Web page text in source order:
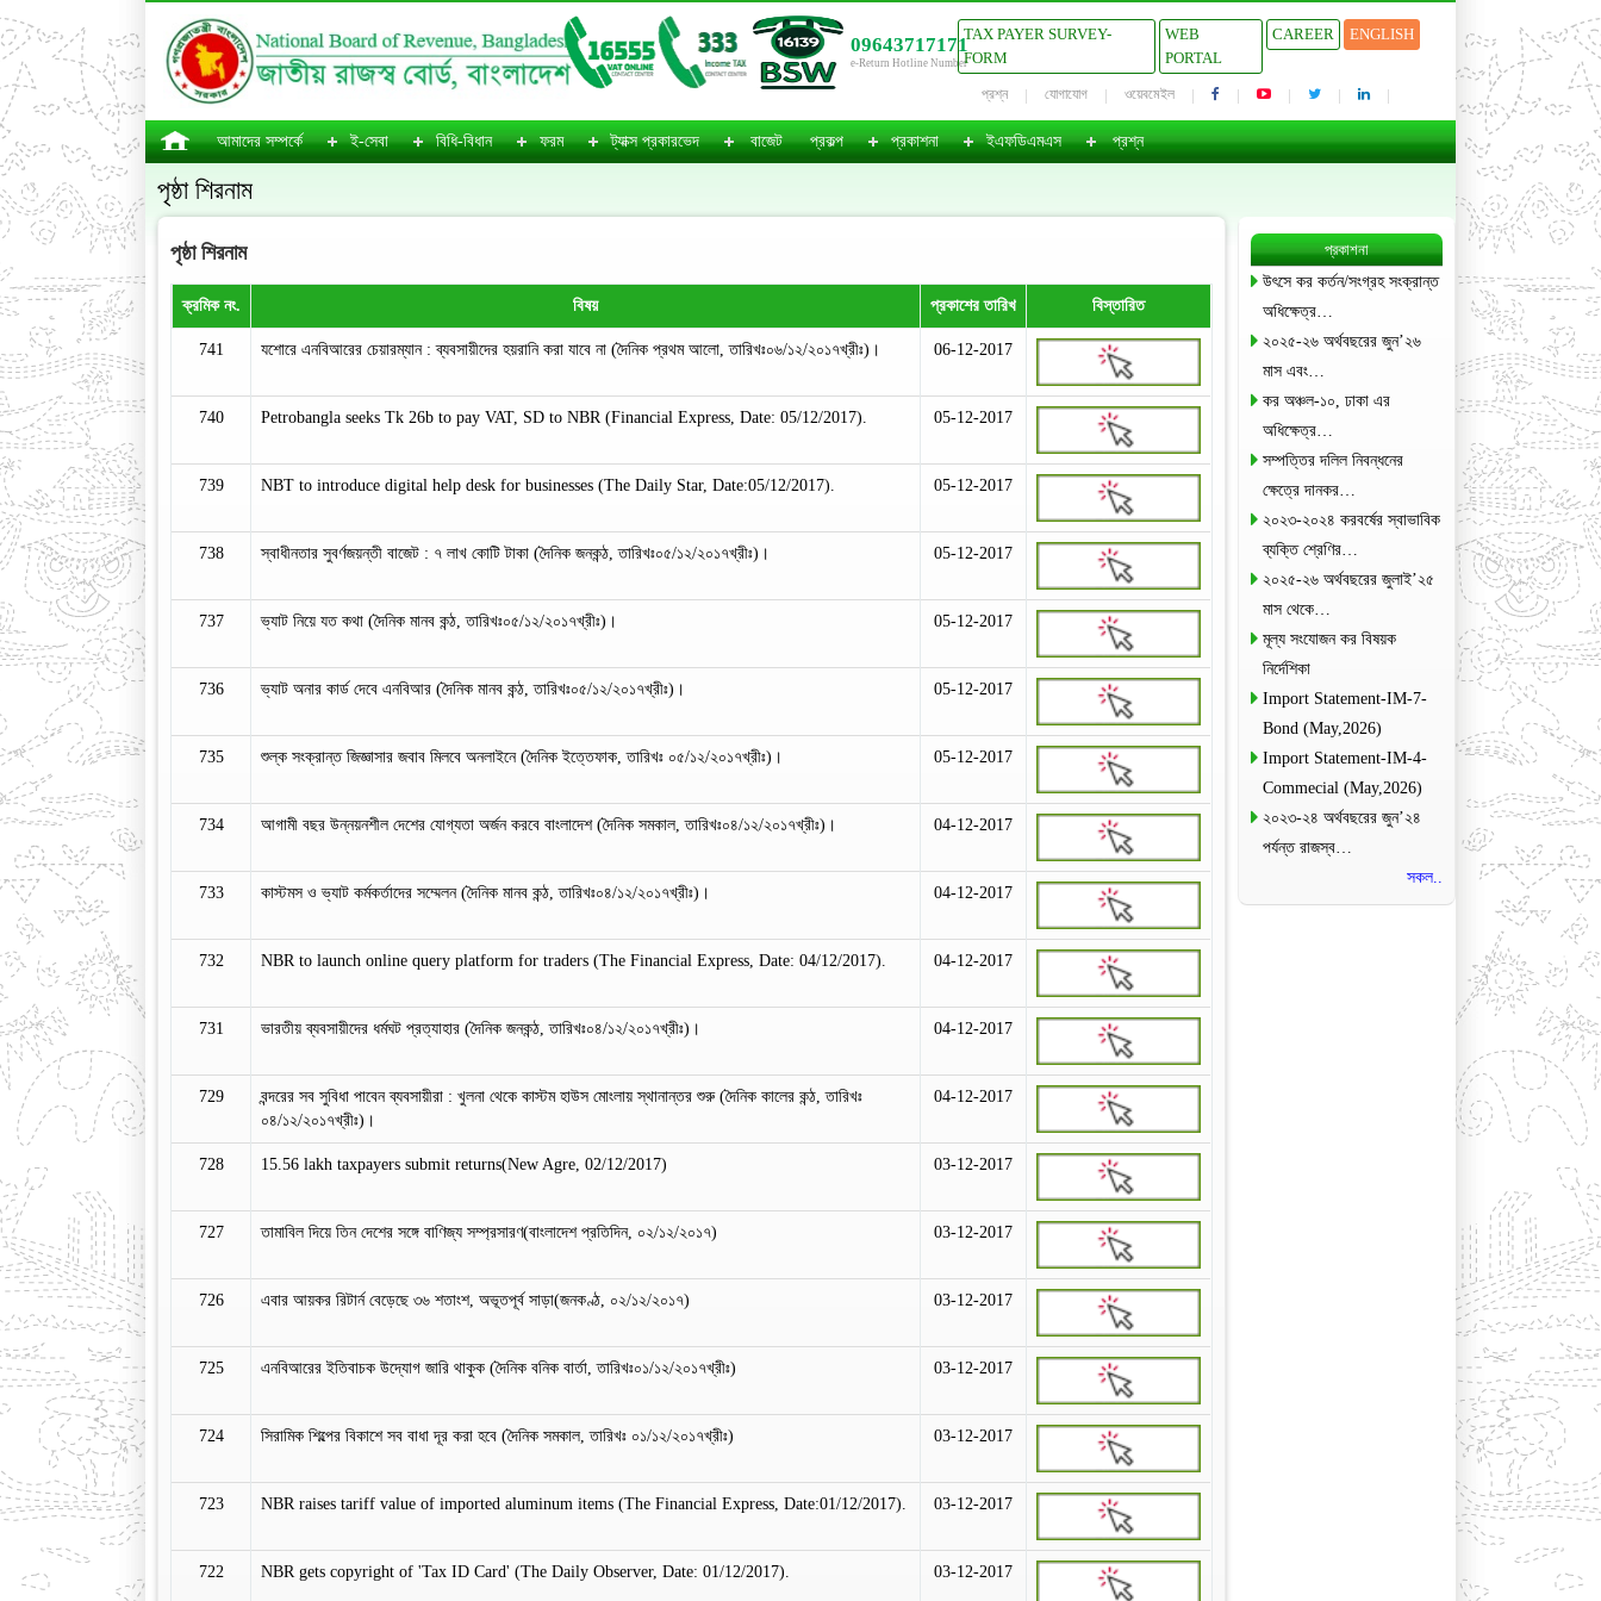
09643717171
e-Return Hotline Number
TAX PAYER SURVEY-
FORM
WEB
PORTAL
CAREER ENGLISH
প্রশ্ন যোগাযোগ ওয়েবমেইল
আমাদের সম্পর্কে ই-সেবা বিধি-বিধান ফরম ট্যাক্স প্রকারভেদ বাজেট প্রকল্প প্রকাশনা ইএফডিএমএস প্রশ্ন
পৃষ্ঠা শিরনাম
পৃষ্ঠা শিরনাম
ক্রমিক নং. বিষয় প্রকাশের তারিখ বিস্তারিত
741 যশোরে এনবিআরের চেয়ারম্যান : ব্যবসায়ীদের হয়রানি করা যাবে না (দৈনিক প্রথম আলো, তারিখঃ০৬/১২/২০১৭খ্রীঃ)। 06-12-2017
740 Petrobangla seeks Tk 26b to pay VAT, SD to NBR (Financial Express, Date: 05/12/2017). 05-12-2017
739 NBT to introduce digital help desk for businesses (The Daily Star, Date:05/12/2017). 05-12-2017
738 স্বাধীনতার সুবর্ণজয়ন্তী বাজেট : ৭ লাখ কোটি টাকা (দৈনিক জনকন্ঠ, তারিখঃ০৫/১২/২০১৭খ্রীঃ)। 05-12-2017
737 ভ্যাট নিয়ে যত কথা (দৈনিক মানব কন্ঠ, তারিখঃ০৫/১২/২০১৭খ্রীঃ)। 05-12-2017
736 ভ্যাট অনার কার্ড দেবে এনবিআর (দৈনিক মানব কন্ঠ, তারিখঃ০৫/১২/২০১৭খ্রীঃ)। 05-12-2017
735 শুল্ক সংক্রান্ত জিজ্ঞাসার জবাব মিলবে অনলাইনে (দৈনিক ইত্তেফাক, তারিখঃ ০৫/১২/২০১৭খ্রীঃ)। 05-12-2017
734 আগামী বছর উন্নয়নশীল দেশের যোগ্যতা অর্জন করবে বাংলাদেশ (দৈনিক সমকাল, তারিখঃ০৪/১২/২০১৭খ্রীঃ)। 04-12-2017
733 কাস্টমস ও ভ্যাট কর্মকর্তাদের সম্মেলন (দৈনিক মানব কন্ঠ, তারিখঃ০৪/১২/২০১৭খ্রীঃ)। 04-12-2017
732 NBR to launch online query platform for traders (The Financial Express, Date: 04/12/2017). 04-12-2017
731 ভারতীয় ব্যবসায়ীদের ধর্মঘট প্রত্যাহার (দৈনিক জনকন্ঠ, তারিখঃ০৪/১২/২০১৭খ্রীঃ)। 04-12-2017
729
বন্দরের সব সুবিধা পাবেন ব্যবসায়ীরা : খুলনা থেকে কাস্টম হাউস মোংলায় স্থানান্তর শুরু (দৈনিক কালের কন্ঠ, তারিখঃ
০৪/১২/২০১৭খ্রীঃ)।
04-12-2017
728 15.56 lakh taxpayers submit returns(New Agre, 02/12/2017) 03-12-2017
727 তামাবিল দিয়ে তিন দেশের সঙ্গে বাণিজ্য সম্প্রসারণ(বাংলাদেশ প্রতিদিন, ০২/১২/২০১৭) 03-12-2017
726 এবার আয়কর রিটার্ন বেড়েছে ৩৬ শতাংশ, অভূতপূর্ব সাড়া(জনকণ্ঠ, ০২/১২/২০১৭) 03-12-2017
725 এনবিআরের ইতিবাচক উদ্যোগ জারি থাকুক (দৈনিক বনিক বার্তা, তারিখঃ০১/১২/২০১৭খ্রীঃ) 03-12-2017
724 সিরামিক শিল্পের বিকাশে সব বাধা দূর করা হবে (দৈনিক সমকাল, তারিখঃ ০১/১২/২০১৭খ্রীঃ) 03-12-2017
723 NBR raises tariff value of imported aluminum items (The Financial Express, Date:01/12/2017). 03-12-2017
722 NBR gets copyright of 'Tax ID Card' (The Daily Observer, Date: 01/12/2017). 03-12-2017
প্রকাশনা
উৎসে কর কর্তন/সংগ্রহ সংক্রান্ত
অধিক্ষেত্র…
২০২৫-২৬ অর্থবছরের জুন’২৬
মাস এবং…
কর অঞ্চল-১০, ঢাকা এর
অধিক্ষেত্র…
সম্পত্তির দলিল নিবন্ধনের
ক্ষেত্রে দানকর…
২০২৩-২০২৪ করবর্ষের স্বাভাবিক
ব্যক্তি শ্রেণির…
২০২৫-২৬ অর্থবছরের জুলাই’২৫
মাস থেকে…
মূল্য সংযোজন কর বিষয়ক
নির্দেশিকা
Import Statement-IM-7-
Bond (May,2026)
Import Statement-IM-4-
Commecial (May,2026)
২০২৩-২৪ অর্থবছরের জুন’২৪
পর্যন্ত রাজস্ব…
সকল..